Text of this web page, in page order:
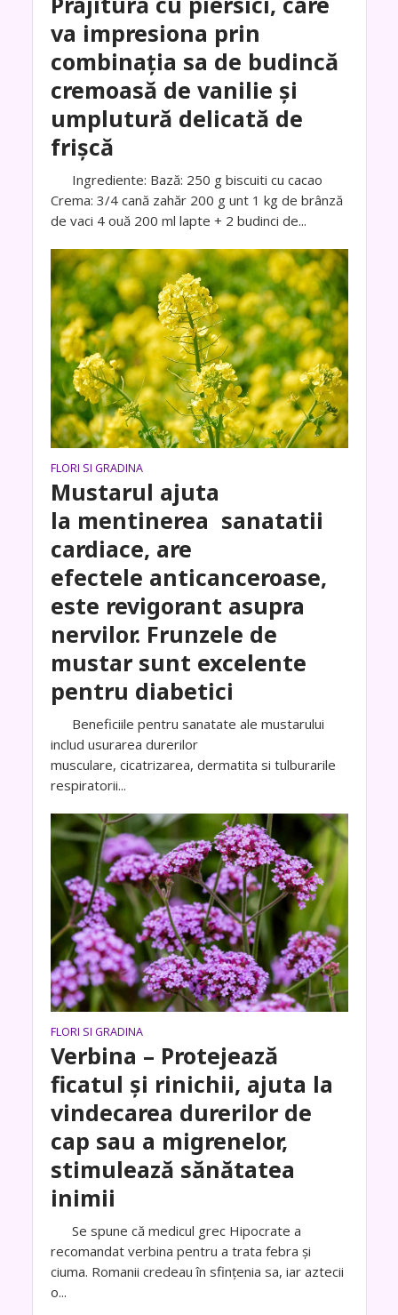
va impresiona prin
combinația sa de budincă
cremoasă de vanilie și
umplutură delicată de
frișcă
Ingrediente: Bază: 250 g biscuiti cu cacao
Crema: 3/4 cană zahăr 200 g unt 1 kg de brânză
de vaci 4 ouă 200 ml lapte + 2 budinci de...
FLORI SI GRADINA
Mustarul ajuta
la mentinerea sanatatii
cardiace, are
efectele anticanceroase,
este revigorant asupra
nervilor. Frunzele de
mustar sunt excelente
pentru diabetici
Beneficiile pentru sanatate ale mustarului
includ usurarea durerilor
musculare, cicatrizarea, dermatita si tulburarile
respiratorii...
FLORI SI GRADINA
Verbina – Protejează
ficatul și rinichii, ajuta la
vindecarea durerilor de
cap sau a migrenelor,
stimulează sănătatea
inimii
Se spune că medicul grec Hipocrate a
recomandat verbina pentru a trata febra și
ciuma. Romanii credeau în sfințenia sa, iar aztecii
o...